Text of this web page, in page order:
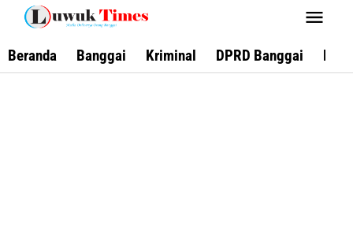
Lewati
konten
Beranda Banggai Kriminal DPRD Banggai